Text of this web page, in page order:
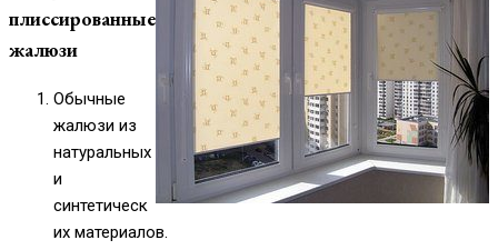
плиссированные
жалюзи
Обычные
жалюзи из
натуральных
и
синтетическ
их материалов.